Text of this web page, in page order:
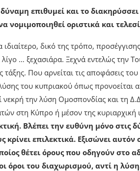
επιθυμεί και το
νομιμοποιηθεί οριστικά και
ιδιαίτερο, δικό της τρόπο,
… ξεχασιάρα. Ξεχνά εντελώς την
τάξης. Που αρνείται τις αποφάσεις
του κυπριακού όπως προνοείται
την λύση Ομοσπονδίας και τη
στη Κύπρο ή μέσον της κυριαρχική
Βλέπει την ευθύνη μόνο στις
επιλεκτικά. Εξισώνει
θέτει όρους που οδηγούν στο
του διαχωρισμού, αντί η